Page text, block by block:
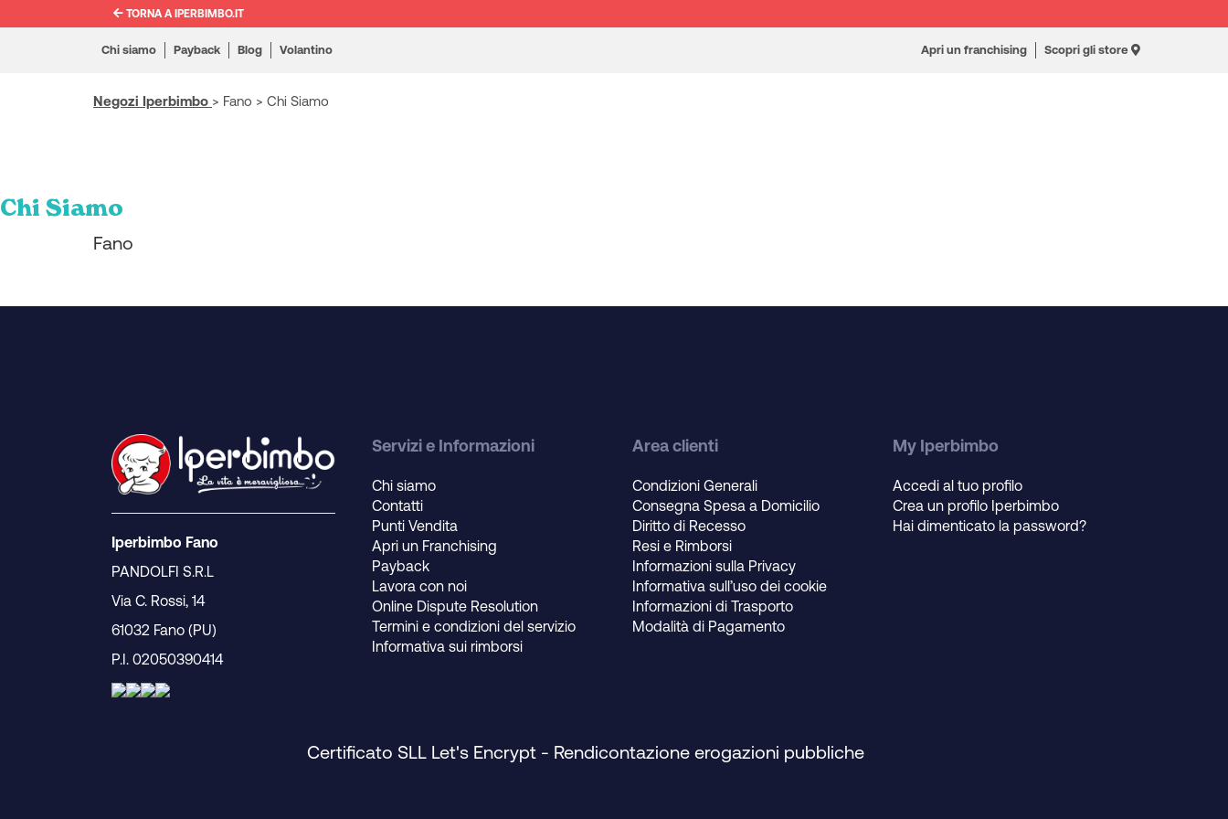
TORNA A IPERBIMBO.IT
Chi siamo Payback Blog Volantino Apri un franchising Scopri gli store
Negozi Iperbimbo > Fano > Chi Siamo
Chi Siamo
Fano
Iperbimbo Fano
PANDOLFI S.R.L
Via C. Rossi, 14
61032 Fano (PU)
P.I. 02050390414
Servizi e Informazioni
Chi siamo
Contatti
Punti Vendita
Apri un Franchising
Payback
Lavora con noi
Online Dispute Resolution
Termini e condizioni del servizio
Informativa sui rimborsi
Area clienti
Condizioni Generali
Consegna Spesa a Domicilio
Diritto di Recesso
Resi e Rimborsi
Informazioni sulla Privacy
Informativa sull’uso dei cookie
Informazioni di Trasporto
Modalità di Pagamento
My Iperbimbo
Accedi al tuo profilo
Crea un profilo Iperbimbo
Hai dimenticato la password?
Certificato SLL Let's Encrypt - Rendicontazione erogazioni pubbliche